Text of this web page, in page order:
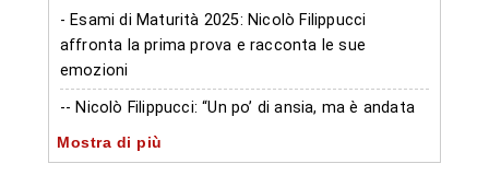
- Esami di Maturità 2025: Nicolò Filippucci
affronta la prima prova e racconta le sue
emozioni
-- Nicolò Filippucci: “Un po’ di ansia, ma è andata
bene”
Mostra di più